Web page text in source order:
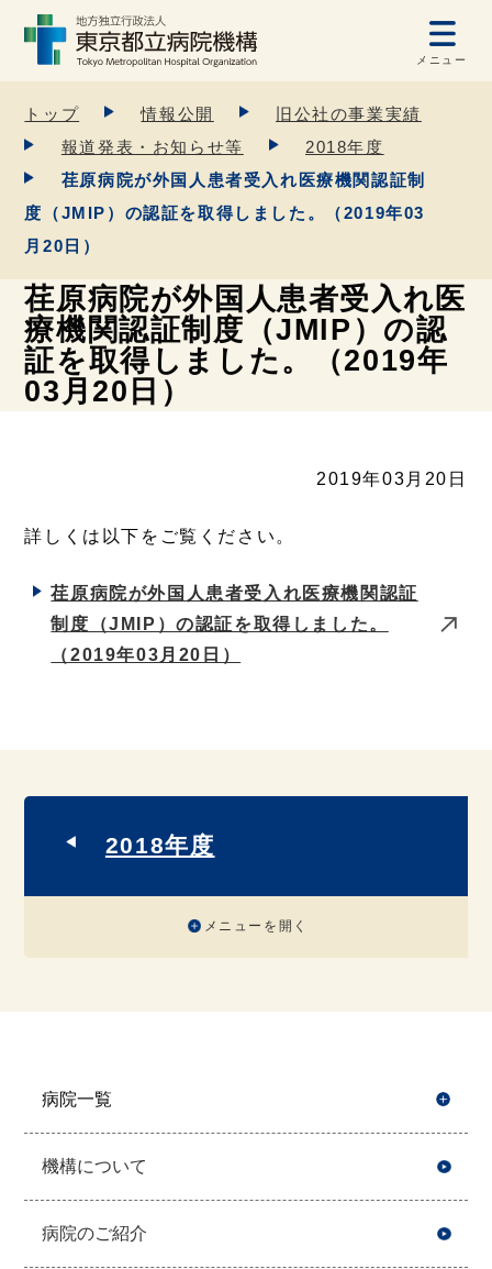
メニュー
トップ 情報公開
旧公社の事業実績
報道発表・お知らせ等
2018年度
荏原病院が外国人患者受入れ医療機関認証制
度（JMIP）の認証を取得しました。（2019年03
月20日）
荏原病院が外国人患者受入れ医
療機関認証制度（JMIP）の認
証を取得しました。（2019年
03月20日）
2019年03月20日
詳しくは以下をご覧ください。
荏原病院が外国人患者受入れ医療機関認証
制度（JMIP）の認証を取得しました。
（2019年03月20日）
2018年度
メニューを開く
病院一覧
機構について
病院のご紹介